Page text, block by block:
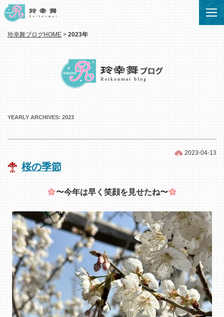
玲幸舞ブログHOME > 2023年
YEARLY ARCHIVES: 2023
2023-04-13
桜の季節
〜今年は早く笑顔を見せたね〜